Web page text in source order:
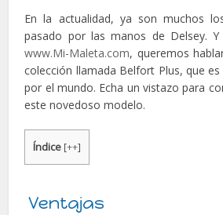
En la actualidad, ya son muchos
pasado por las manos de Delsey.
www.Mi-Maleta.com, queremos
colección llamada Belfort Plus, que
por el mundo. Echa un vistazo para
este novedoso modelo.
Índice [++]
Ventajas